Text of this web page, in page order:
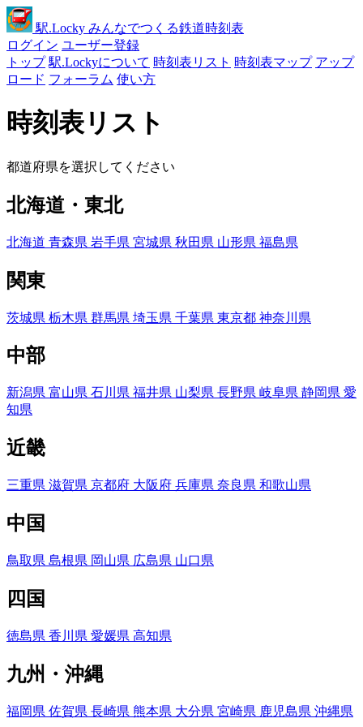
駅.Locky みんなでつくる鉄道時刻表
ログイン ユーザー登録
トップ 駅.Lockyについて 時刻表リスト 時刻表マップ アップ
ロード フォーラム 使い方
時刻表リスト
都道府県を選択してください
北海道・東北
北海道 青森県 岩手県 宮城県 秋田県 山形県 福島県
関東
茨城県 栃木県 群馬県 埼玉県 千葉県 東京都 神奈川県
中部
新潟県 富山県 石川県 福井県 山梨県 長野県 岐阜県 静岡県 愛
知県
近畿
三重県 滋賀県 京都府 大阪府 兵庫県 奈良県 和歌山県
中国
鳥取県 島根県 岡山県 広島県 山口県
四国
徳島県 香川県 愛媛県 高知県
九州・沖縄
福岡県 佐賀県 長崎県 熊本県 大分県 宮崎県 鹿児島県 沖縄県